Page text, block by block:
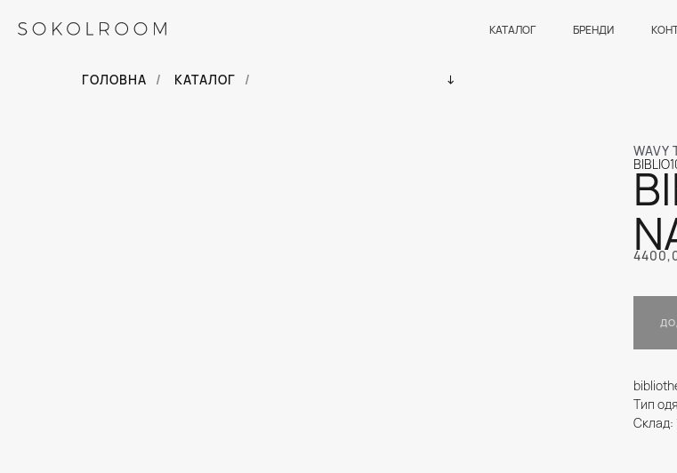
КАТАЛОГ БРЕНДИ
ГОЛОВНА / КАТАЛОГ /
Тип
Склад: